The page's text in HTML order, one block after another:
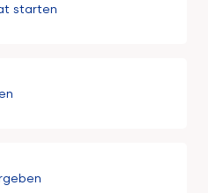
starten